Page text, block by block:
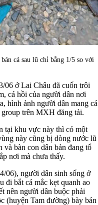
cá sau lũ chỉ bằng 1/5 so với
06 ở Lai Châu đã cuốn trôi
cá hồi của người dân nơi
hình ảnh người dân mang cá
trên MXH đăng tải.
tại khu vực này thì có một
này cũng bị dòng nước lũ
bàn con dân bản đang tổ
nơi mà chưa thấy.
06), người dân sinh sống ở
đi bắt cá mắc kẹt quanh ao
nên người dân buộc phải
(huyện Tam đường) bày bán